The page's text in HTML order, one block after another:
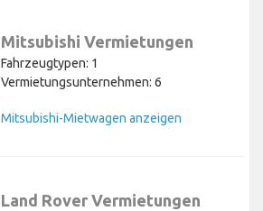
Mitsubishi Vermietungen
Fahrzeugtypen: 1
Vermietungsunternehmen: 6
Mitsubishi-Mietwagen anzeigen
Land Rover Vermietungen